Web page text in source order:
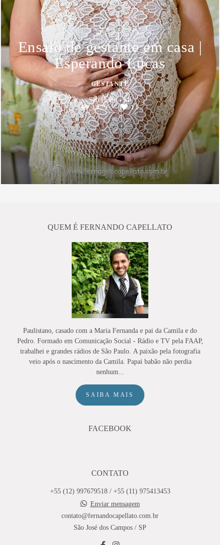
Ensaio de gestante em casa |
Esperando Lucas
GESTANTE
São Paulo - SP
1629
11
QUEM É FERNANDO CAPELLATO
Paulistano, casado com a Maria Fernanda e pai da Camila e do
Pedro. Formado em Comunicação Social - Rádio e TV pela FAAP,
trabalhei e grandes rádios de São Paulo. A paixão pela fotografia
veio após o nascimento da Camila. Papai babão não perdia
nenhum...
SAIBA MAIS
FACEBOOK
CONTATO
+55 (12) 997679518 / +55 (11) 975413453
Enviar mensagem
contato@fernandocapellato.com.br
São José dos Campos / SP